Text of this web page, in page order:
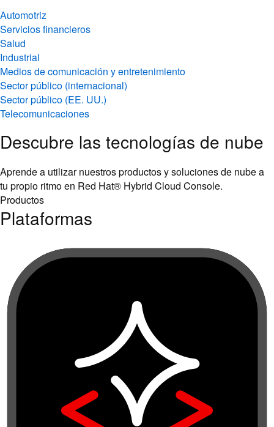
Automotriz
Servicios financieros
Salud
Industrial
Medios de comunicación y entretenimiento
Sector público (internacional)
Sector público (EE. UU.)
Telecomunicaciones
Descubre las tecnologías de nube
Aprende a utilizar nuestros productos y soluciones de nube a
tu propio ritmo en Red Hat® Hybrid Cloud Console.
Productos
Plataformas